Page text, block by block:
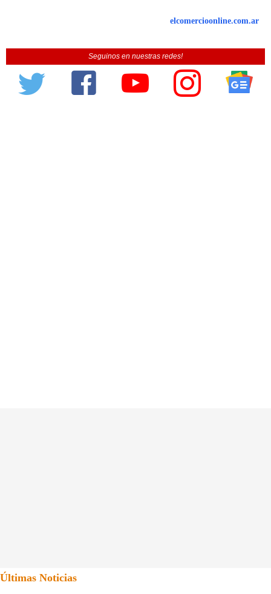
elcomercioonline.com.ar
Seguinos en nuestras redes!
Últimas Noticias